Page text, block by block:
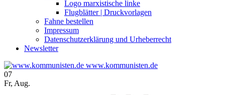
Logo marxistische linke
Flugblätter | Druckvorlagen
Fahne bestellen
Impressum
Datenschutzerklärung und Urheberrecht
Newsletter
www.kommunisten.de
07
Fr, Aug.